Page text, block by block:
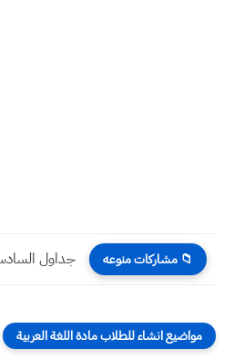
📁 مشاركات منوعه
مواضيع انشاء للطلاب مادة اللغة العربية